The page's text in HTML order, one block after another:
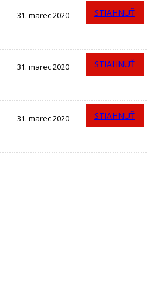
STIAHNUŤ
31. marec 2020
STIAHNUŤ
31. marec 2020
STIAHNUŤ
31. marec 2020